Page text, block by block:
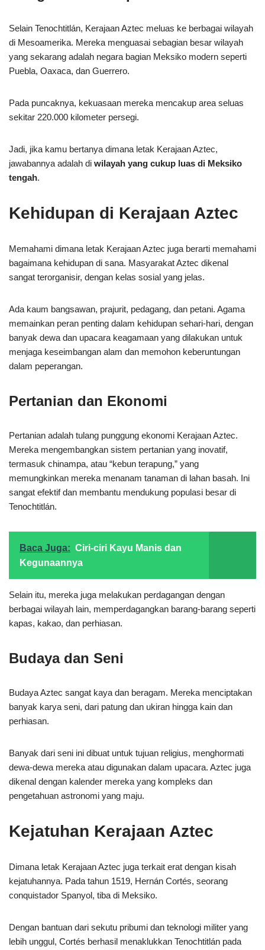
Selain Tenochtitlán, Kerajaan Aztec meluas ke berbagai wilayah
di Mesoamerika. Mereka menguasai sebagian besar wilayah
yang sekarang adalah negara bagian Meksiko modern seperti
Puebla, Oaxaca, dan Guerrero.
Pada puncaknya, kekuasaan mereka mencakup area seluas
sekitar 220.000 kilometer persegi.
Jadi, jika kamu bertanya dimana letak Kerajaan Aztec,
jawabannya adalah di wilayah yang cukup luas di Meksiko
tengah.
Kehidupan di Kerajaan Aztec
Memahami dimana letak Kerajaan Aztec juga berarti memahami
bagaimana kehidupan di sana. Masyarakat Aztec dikenal
sangat terorganisir, dengan kelas sosial yang jelas.
Ada kaum bangsawan, prajurit, pedagang, dan petani. Agama
memainkan peran penting dalam kehidupan sehari-hari, dengan
banyak dewa dan upacara keagamaan yang dilakukan untuk
menjaga keseimbangan alam dan memohon keberuntungan
dalam peperangan.
Pertanian dan Ekonomi
Pertanian adalah tulang punggung ekonomi Kerajaan Aztec.
Mereka mengembangkan sistem pertanian yang inovatif,
termasuk chinampa, atau “kebun terapung,” yang
memungkinkan mereka menanam tanaman di lahan basah. Ini
sangat efektif dan membantu mendukung populasi besar di
Tenochtitlán.
Baca Juga: Ciri-ciri Kayu Manis dan
Kegunaannya
Selain itu, mereka juga melakukan perdagangan dengan
berbagai wilayah lain, memperdagangkan barang-barang seperti
kapas, kakao, dan perhiasan.
Budaya dan Seni
Budaya Aztec sangat kaya dan beragam. Mereka menciptakan
banyak karya seni, dari patung dan ukiran hingga kain dan
perhiasan.
Banyak dari seni ini dibuat untuk tujuan religius, menghormati
dewa-dewa mereka atau digunakan dalam upacara. Aztec juga
dikenal dengan kalender mereka yang kompleks dan
pengetahuan astronomi yang maju.
Kejatuhan Kerajaan Aztec
Dimana letak Kerajaan Aztec juga terkait erat dengan kisah
kejatuhannya. Pada tahun 1519, Hernán Cortés, seorang
conquistador Spanyol, tiba di Meksiko.
Dengan bantuan dari sekutu pribumi dan teknologi militer yang
lebih unggul, Cortés berhasil menaklukkan Tenochtitlán pada